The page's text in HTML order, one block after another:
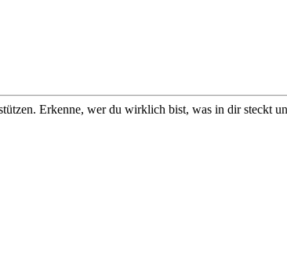
Erkenne, wer du wirklich bist, was in dir steckt